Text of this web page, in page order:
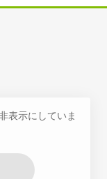
表示にしていま